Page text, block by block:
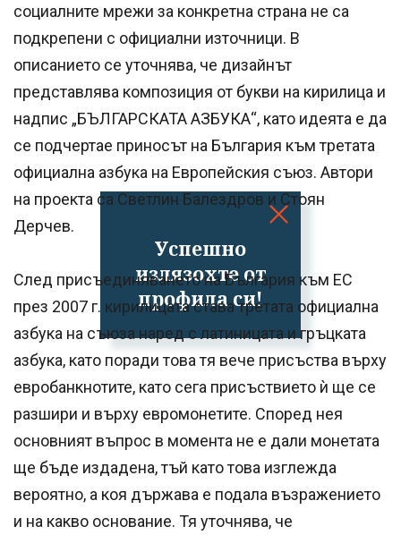
Успешно
излязохте от
профила си!
социалните мрежи за конкретна страна не са
подкрепени с официални източници. В
описанието се уточнява, че дизайнът
представлява композиция от букви на кирилица и
надпис „БЪЛГАРСКАТА АЗБУКА“, като идеята е да
се подчертае приносът на България към третата
официална азбука на Европейския съюз. Автори
на проекта са Светлин Балездров и Стоян
Дерчев.
След присъединяването на България към ЕС
през 2007 г. кирилицата става третата официална
азбука на съюза наред с латиницата и гръцката
азбука, като поради това тя вече присъства върху
евробанкнотите, като сега присъствието ѝ ще се
разшири и върху евромонетите. Според нея
основният въпрос в момента не е дали монетата
ще бъде издадена, тъй като това изглежда
вероятно, а коя държава е подала възражението
и на какво основание. Тя уточнява, че